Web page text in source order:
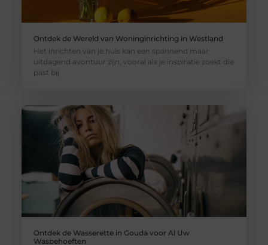
Ontdek de Wereld van Woninginrichting in Westland
Het inrichten van je huis kan een spannend maar
uitdagend avontuur zijn, vooral als je inspiratie zoekt die
past bij
Ontdek de Wasserette in Gouda voor Al Uw
Wasbehoeften